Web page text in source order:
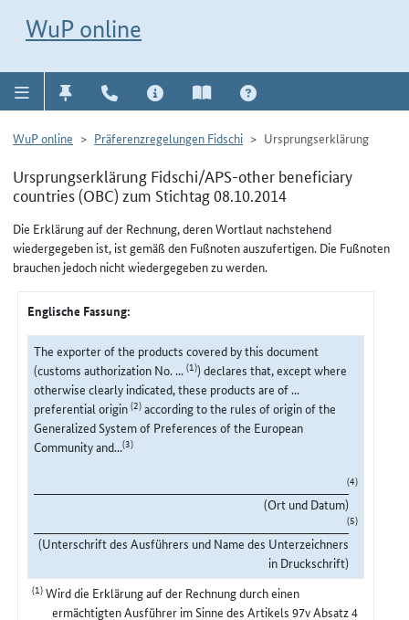
WuP online
WuP online Präferenzregelungen Fidschi Ursprungserklärung
Ursprungserklärung Fidschi/APS-other beneficiary
countries (OBC) zum Stichtag 08.10.2014
Die Erklärung auf der Rechnung, deren Wortlaut nachstehend
wiedergegeben ist, ist gemäß den Fußnoten auszufertigen. Die Fußnoten
brauchen jedoch nicht wiedergegeben zu werden.
Englische Fassung:
The exporter of the products covered by this document
(customs authorization No. ...(1)) declares that, except where
otherwise clearly indicated, these products are of ...
preferential origin(2)according to the rules of origin of the
Generalized System of Preferences of the European
Community and...(3)
(4)
(Ort und Datum)
(5)
(Unterschrift des Ausführers und Name des Unterzeichners
in Druckschrift)
(1)Wird die Erklärung auf der Rechnung durch einen
ermächtigten Ausführer im Sinne des Artikels 97v Absatz 4